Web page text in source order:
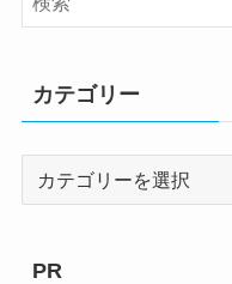
カテゴリー
PR